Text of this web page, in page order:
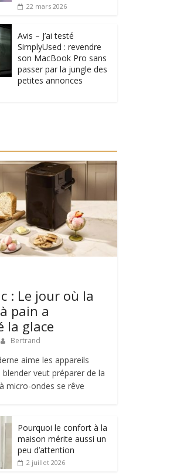
22 mars 2026
Avis – J’ai testé
SimplyUsed : revendre
son MacBook Pro sans
passer par la jungle des
petites annonces
: Le jour où la
pain a
la glace
Bertrand
aime les appareils
veut préparer de la
micro-ondes se rêve
Pourquoi le confort à la
maison mérite aussi un
peu d’attention
2 juillet 2026